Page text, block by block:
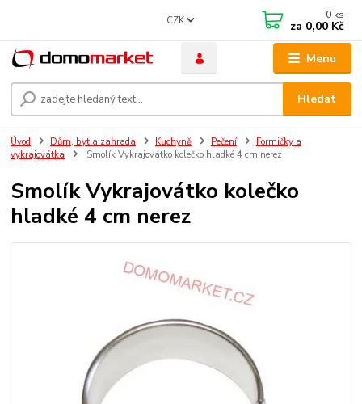
Menu
CZK
Hledat
0 ks
za 0,00 Kč
Úvod Dům, byt a zahrada Kuchyně Pečení
Formičky a
vykrajovátka
Smolík Vykrajovátko kolečko hladké 4 cm nerez
Smolík Vykrajovátko kolečko
hladké 4 cm nerez